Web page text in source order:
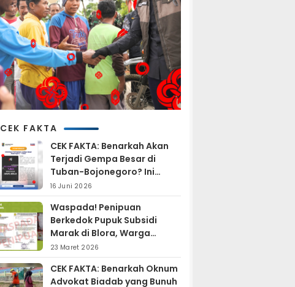
CEK FAKTA
CEK FAKTA: Benarkah Akan
Terjadi Gempa Besar di
Tuban-Bojonegoro? Ini
Penjelasan BMKG
16 Juni 2026
Waspada! Penipuan
Berkedok Pupuk Subsidi
Marak di Blora, Warga
Diminta Hati-hati
23 Maret 2026
CEK FAKTA: Benarkah Oknum
Advokat Biadab yang Bunuh